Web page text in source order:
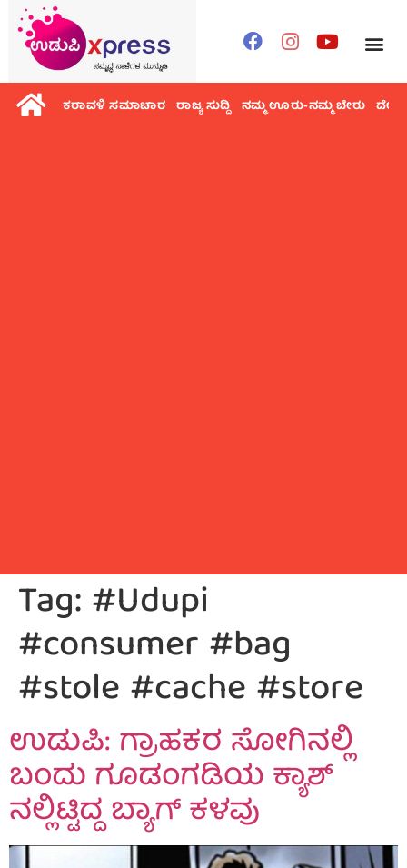
ಕರಾವಳಿ ಸಮಾಚಾರ ರಾಜ್ಯ ಸುದ್ದಿ ನಮ್ಮ ಊರು-ನಮ್ಮ ಬೇರು ದೇಶ
Tag:#Udupi
#consumer #bag
#stole #cache #store
ಉಡುಪಿ: ಗ್ರಾಹಕರ ಸೋಗಿನಲ್ಲಿ
ಬಂದು ಗೂಡಂಗಡಿಯ ಕ್ಯಾಶ್‌
ನಲ್ಲಿಟ್ಟಿದ್ದ ಬ್ಯಾಗ್ ಕಳವು